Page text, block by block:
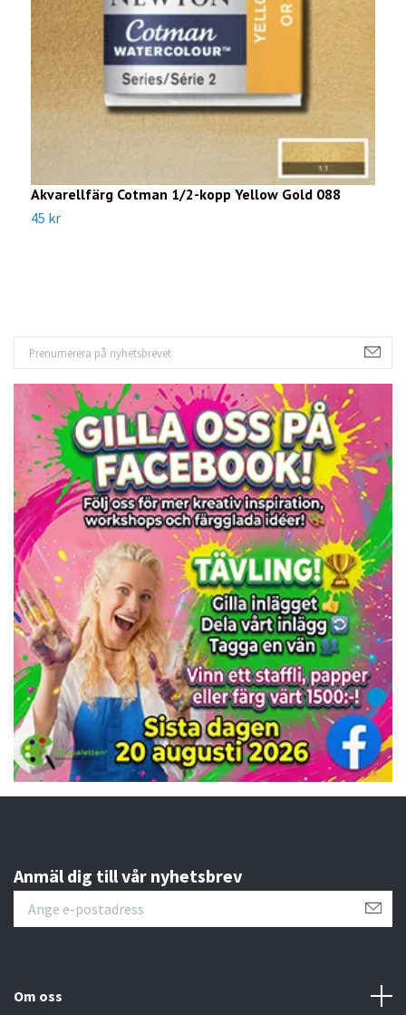
Akvarellfärg Cotman 1/2-kopp Yellow Gold 088
45 kr
Anmäl dig till vår nyhetsbrev
Om oss